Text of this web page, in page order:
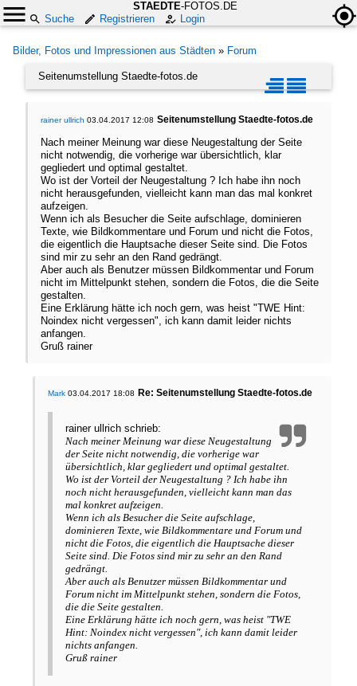
STAEDTE-FOTOS.DE
Suche
Registrieren Login
Bilder, Fotos und Impressionen aus Städten » Forum
Seitenumstellung Staedte-fotos.de
rainer ullrich 03.04.2017 12:08 Seitenumstellung Staedte-fotos.de
Nach meiner Meinung war diese Neugestaltung der Seite
nicht notwendig, die vorherige war übersichtlich, klar
gegliedert und optimal gestaltet.
Wo ist der Vorteil der Neugestaltung ? Ich habe ihn noch
nicht herausgefunden, vielleicht kann man das mal konkret
aufzeigen.
Wenn ich als Besucher die Seite aufschlage, dominieren
Texte, wie Bildkommentare und Forum und nicht die Fotos,
die eigentlich die Hauptsache dieser Seite sind. Die Fotos
sind mir zu sehr an den Rand gedrängt.
Aber auch als Benutzer müssen Bildkommentar und Forum
nicht im Mittelpunkt stehen, sondern die Fotos, die die Seite
gestalten.
Eine Erklärung hätte ich noch gern, was heist "TWE Hint:
Noindex nicht vergessen", ich kann damit leider nichts
anfangen.
Gruß rainer
Mark03.04.2017 18:08 Re: Seitenumstellung Staedte-fotos.de
rainer ullrich schrieb:
Nach meiner Meinung war diese Neugestaltung
der Seite nicht notwendig, die vorherige war
übersichtlich, klar gegliedert und optimal gestaltet.
Wo ist der Vorteil der Neugestaltung ? Ich habe ihn
noch nicht herausgefunden, vielleicht kann man das
mal konkret aufzeigen.
Wenn ich als Besucher die Seite aufschlage,
dominieren Texte, wie Bildkommentare und Forum und
nicht die Fotos, die eigentlich die Hauptsache dieser
Seite sind. Die Fotos sind mir zu sehr an den Rand
gedrängt.
Aber auch als Benutzer müssen Bildkommentar und
Forum nicht im Mittelpunkt stehen, sondern die Fotos,
die die Seite gestalten.
Eine Erklärung hätte ich noch gern, was heist "TWE
Hint: Noindex nicht vergessen", ich kann damit leider
nichts anfangen.
Gruß rainer